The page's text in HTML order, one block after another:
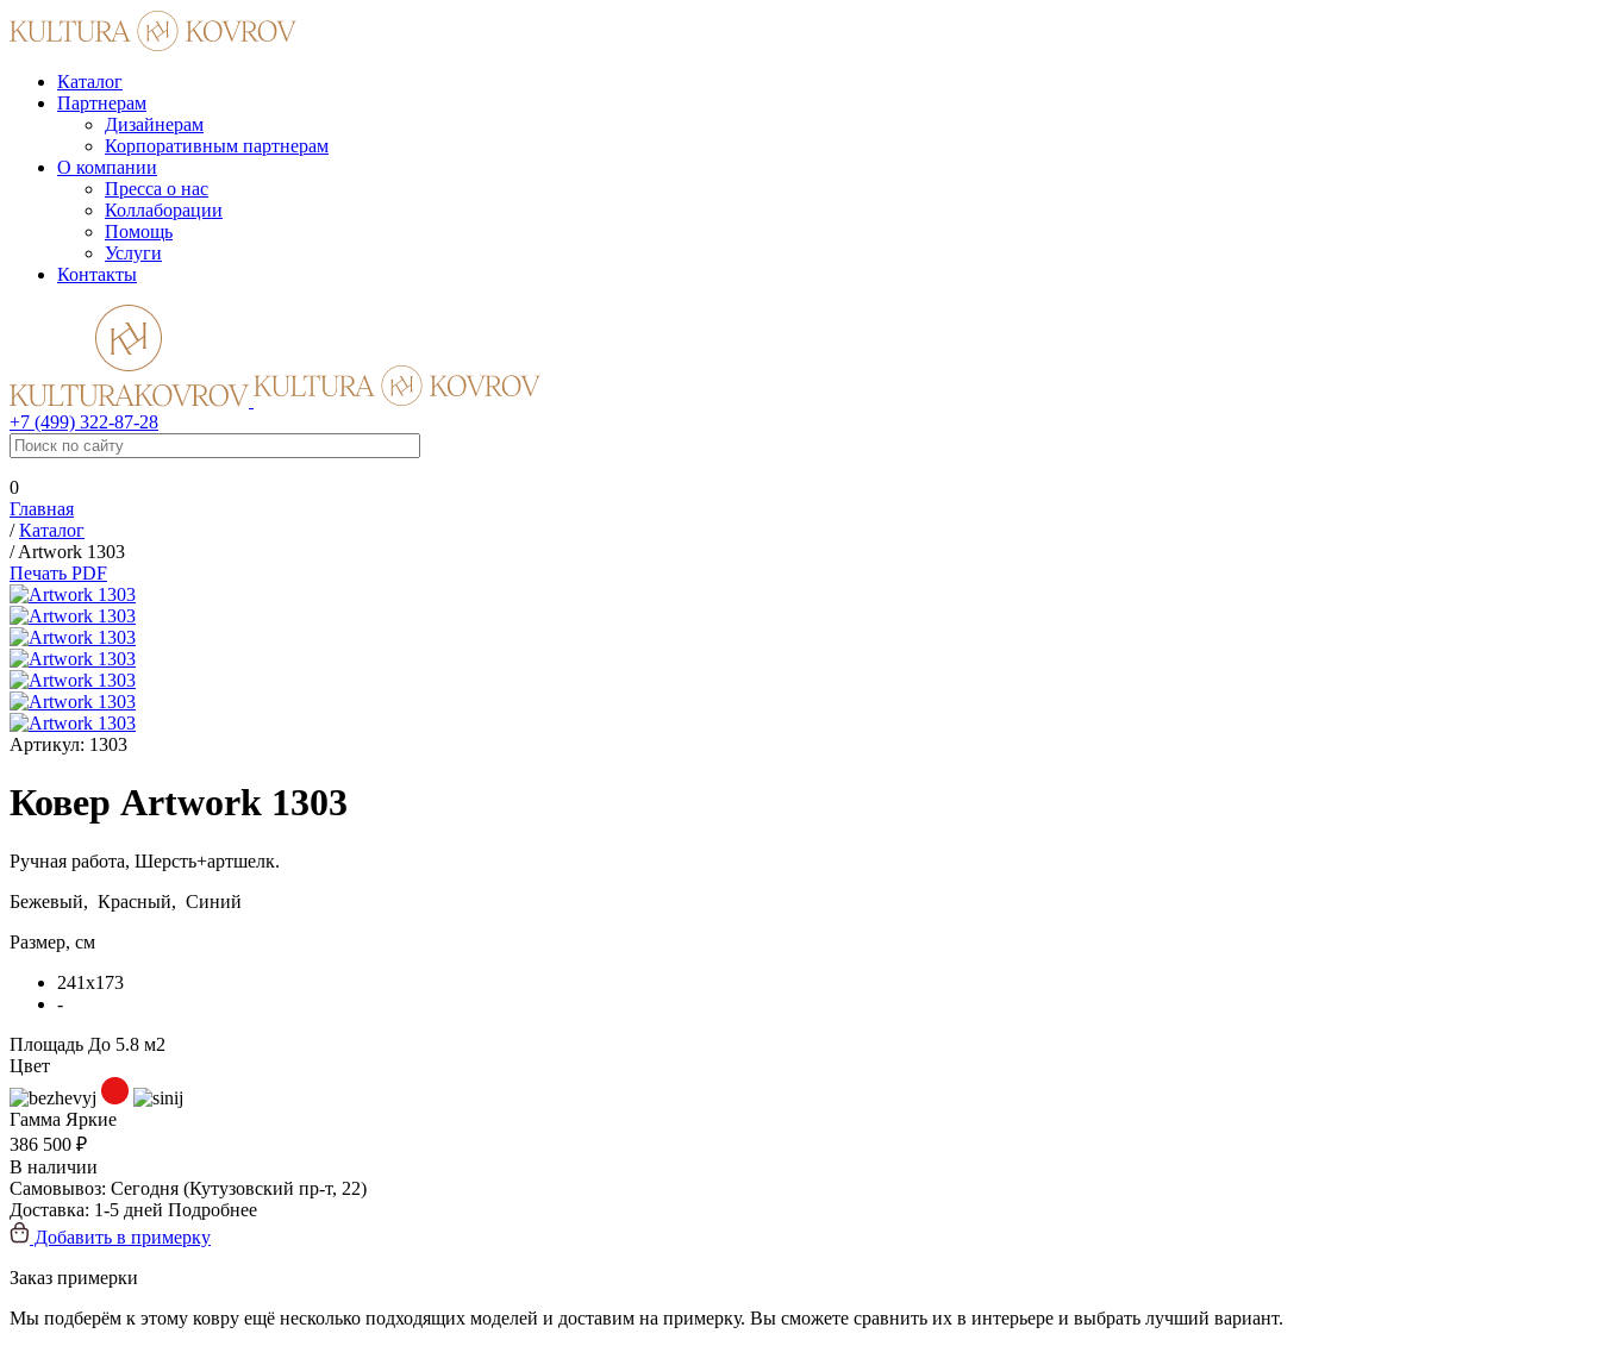
Каталог
Партнерам
Дизайнерам
Корпоративным партнерам
О компании
Пресса о нас
Коллаборации
Помощь
Услуги
Контакты
+7 (499) 322-87-28
0
Главная
/Каталог
/Artwork 1303
Печать PDF
Артикул: 1303
Ковер Artwork 1303
Ручная работа, Шерсть+артшелк.
Бежевый, Красный, Синий
Размер, см
241x173
-
Площадь До 5.8 м2
Цвет
Гамма Яркие
386 500 ₽
В наличии
Самовывоз: Сегодня (Кутузовский пр-т, 22)
Доставка: 1-5 дней Подробнее
Добавить в примерку
Заказ примерки
Мы подберём к этому ковру ещё несколько подходящих моделей и доставим на примерку. Вы сможете сравнить их в интерьере и выбрать лучший вариант.